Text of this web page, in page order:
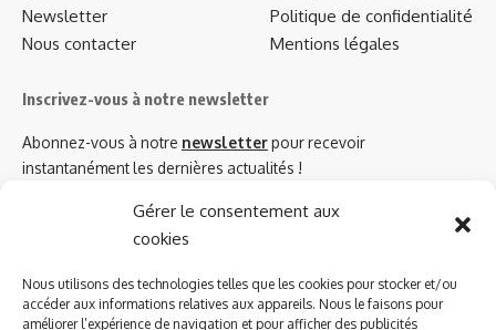
Gérer le consentement aux
cookies
Nous utilisons des technologies telles que les cookies pour stocker et/ou
accéder aux informations relatives aux appareils. Nous le faisons pour
améliorer l’expérience de navigation et pour afficher des publicités
Newsletter
Nous contacter
Politique de confidentialité
Mentions légales
Inscrivez-vous à notre newsletter
Abonnez-vous à notre newsletterpour recevoir
instantanément les dernières actualités !
Azinat.com TV soutient